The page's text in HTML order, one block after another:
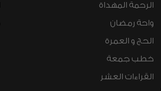
الرحمة المهداة
واحة رمضان
الحج و العمرة
خطب جمعة
القراءات العشر